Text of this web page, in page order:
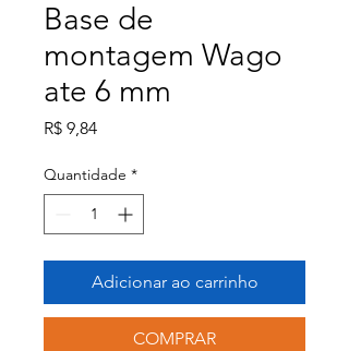
Base de
montagem Wago
ate 6 mm
R$ 9,84Preço
Quantidade *
Adicionar ao carrinho
COMPRAR